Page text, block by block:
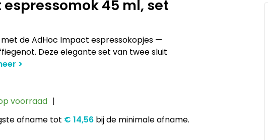
45 ml, set
de AdHoc Impact espressokopjes —
Deze elegante set van twee sluit
voorraad
afnametot € 14,56 bij de minimale afname.